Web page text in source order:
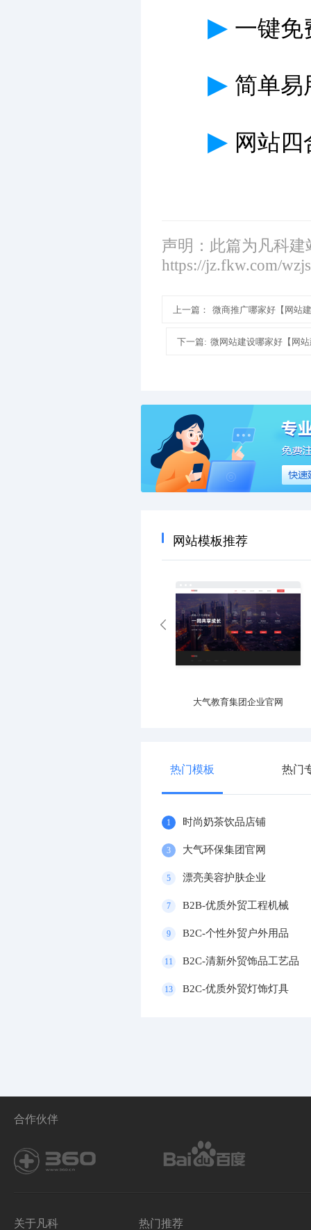
▶ 一键免
▶ 简单易
▶ 网站四
声明：此篇为凡科
https://jz.fkw.com/
上一篇： 微商推广哪家好【网站
下一篇: 微网站建设哪家好【网
网站模板推荐
大气教育集团企业官网
热门模板 热门
1 时尚奶茶饮品店铺
3 大气环保集团官网
5 漂亮美容护肤企业
7 B2B-优质外贸工程机械
9 B2C-个性外贸户外用品
11 B2C-清新外贸饰品工艺品
13 B2C-优质外贸灯饰灯具
合作伙伴
关于凡科 热门推荐